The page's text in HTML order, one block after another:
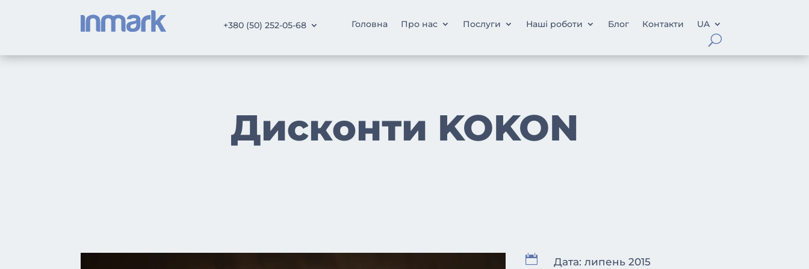
+380 (50) 252-05-68 Головна Про нас Послуги Наші роботи Блог Контакти UA
Дисконти KOKON
 Дата: липень 2015